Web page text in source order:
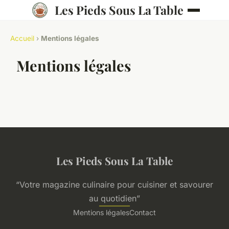
Les Pieds Sous La Table
Accueil › Mentions légales
Mentions légales
Les Pieds Sous La Table
“Votre magazine culinaire pour cuisiner et savourer
au quotidien”
Mentions légalesContact